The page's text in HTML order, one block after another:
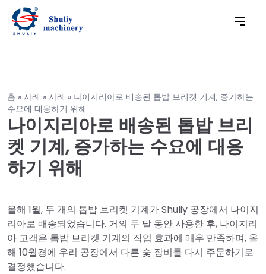
홈 » 사례 » 사례 » 나이지리아로 배송된 톱밥 브리켓 기계, 증가하는
수요에 대응하기 위해
나이지리아로 배송된 톱밥 브리
켓 기계, 증가하는 수요에 대응
하기 위해
올해 1월, 두 개의 톱밥 브리켓 기계가 Shuliy 공장에서 나이지
리아로 배송되었습니다. 거의 두 달 동안 사용한 후, 나이지리
아 고객은 톱밥 브리켓 기계의 작업 효과에 매우 만족하며, 올
해 10월경에 우리 공장에서 다른 숯 장비를 다시 주문하기로
결정했습니다.